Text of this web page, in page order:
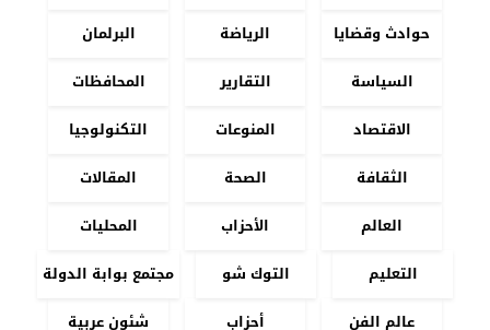
حوادث وقضايا
الرياضة
البرلمان
السياسة
التقارير
المحافظات
الاقتصاد
المنوعات
التكنولوجيا
الثقافة
الصحة
المقالات
العالم
الأحزاب
المحليات
التعليم
التوك شو
مجتمع بوابة الدولة
عالم الفن
أحزاب شئون عربية